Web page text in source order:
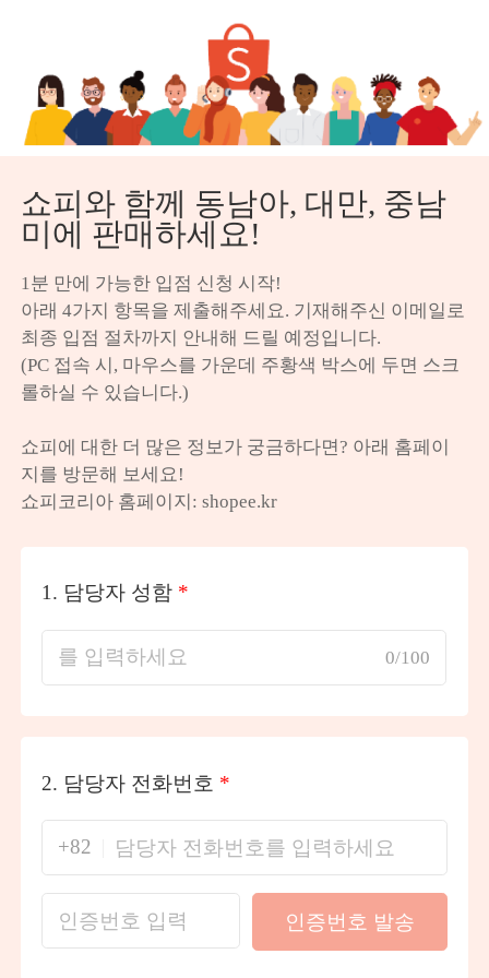
쇼피와 함께 동남아, 대만, 중남
미에 판매하세요!
1분 만에 가능한 입점 신청 시작!
아래 4가지 항목을 제출해주세요. 기재해주신 이메일로
최종 입점 절차까지 안내해 드릴 예정입니다.
(PC 접속 시, 마우스를 가운데 주황색 박스에 두면 스크
롤하실 수 있습니다.)
쇼피에 대한 더 많은 정보가 궁금하다면? 아래 홈페이
지를 방문해 보세요!
쇼피코리아 홈페이지: shopee.kr
1. 담당자 성함 *
0/100
2. 담당자 전화번호 *
+82
인증번호 발송